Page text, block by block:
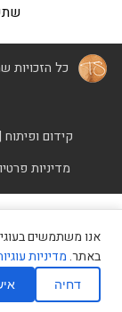
כל הזכויות
קידום ופיתוח|
מדיניות
השאירו פרטים
אנו משתמשים
באתר.מדיניות
דחיה